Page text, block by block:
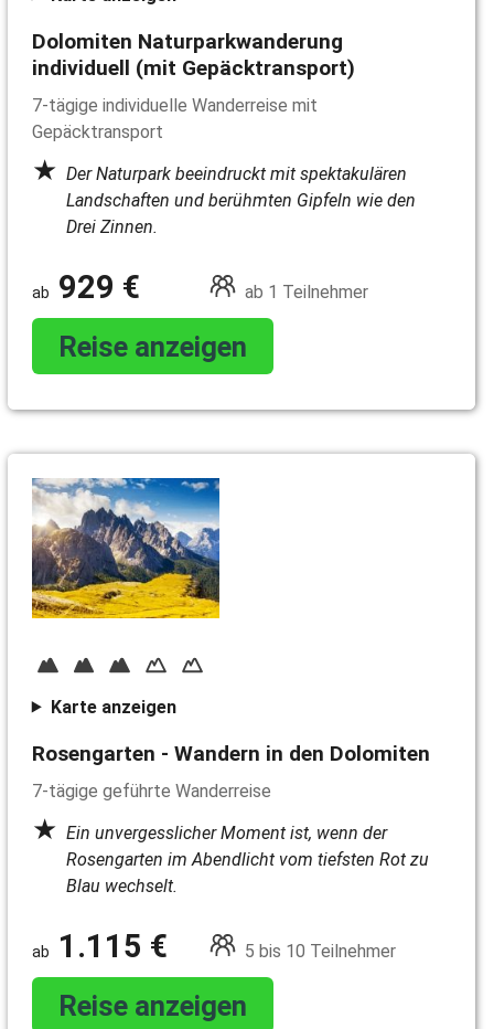
Dolomiten Naturparkwanderung
individuell (mit Gepäcktransport)
7-tägige individuelle Wanderreise mit
Gepäcktransport
Der Naturpark beeindruckt mit spektakulären
Landschaften und berühmten Gipfeln wie den
Drei Zinnen.
929 € ab 1 Teilnehmer
Reise anzeigen
Karte anzeigen
Rosengarten - Wandern in den Dolomiten
7-tägige geführte Wanderreise
Ein unvergesslicher Moment ist, wenn der
Rosengarten im Abendlicht vom tiefsten Rot zu
Blau wechselt.
1.115 € 5 bis 10 Teilnehmer
Reise anzeigen